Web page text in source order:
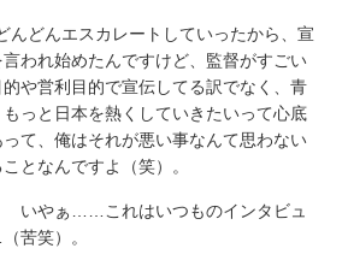
んどんエスカレートしていったから、宣
われ始めたんですけど、監督がすごい
や営利目的で宣伝してる訳でなく、青
っと日本を熱くしていきたいって心底
て、俺はそれが悪い事なんて思わない
となんですよ（笑）。
いやぁ……これはいつものインタビュ
苦笑）。